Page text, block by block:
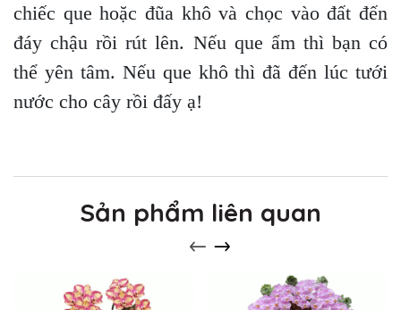
chiếc que hoặc đũa khô và chọc vào đất đến
đáy chậu rồi rút lên. Nếu que ẩm thì bạn có
thể yên tâm. Nếu que khô thì đã đến lúc tưới
nước cho cây rồi đấy ạ!
Sản phẩm liên quan